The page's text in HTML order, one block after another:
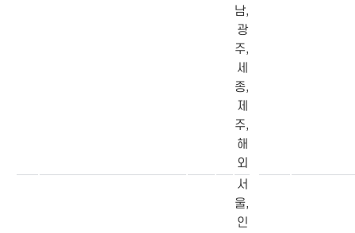
남,
광
주,
세
종,
제
주,
해
외
서
울,
인